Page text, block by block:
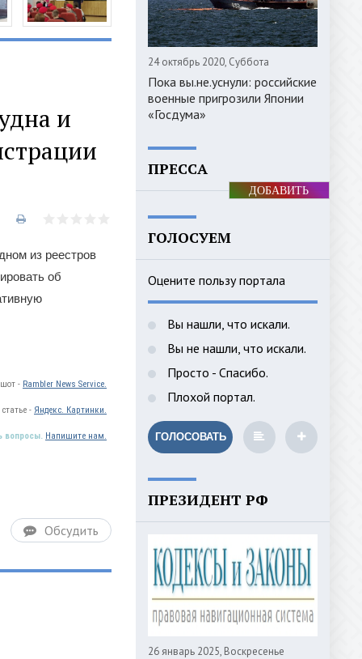
и
из реестров
об
- Rambler News Service.
- Яндекс. Картинки.
вопросы. Напишите нам.
Обсудить
24 октябрь 2020, Суббота
Пока вы.не.уснули: российские
военные пригрозили Японии
«Госдума»
ПРЕССА
ДОБАВИТЬ
ГОЛОСУЕМ
Оцените пользу портала
Вы нашли, что искали.
Вы не нашли, что искали.
Просто - Спасибо.
Плохой портал.
ГОЛОСОВАТЬ
ПРЕЗИДЕНТ РФ
26 январь 2025, Воскресенье